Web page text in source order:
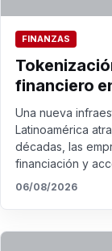
FINANZAS
financiero
Una nueva
Latinoamérica
décadas, las
financiación y
06/08/2026